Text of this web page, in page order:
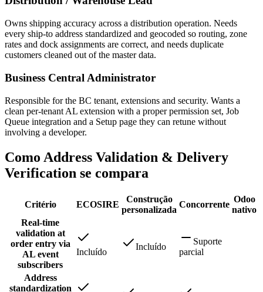
Owns shipping accuracy across a distribution operation. Needs
every ship-to address standardized and geocoded so routing, zone
rates and dock assignments are correct, and needs duplicate
customers cleaned out of the master data.
Business Central Administrator
Responsible for the BC tenant, extensions and security. Wants a
clean per-tenant AL extension with a proper permission set, Job
Queue integration and a Setup page they can retune without
involving a developer.
Como Address Validation & Delivery
Verification se compara
Critério ECOSIRE
Construção
personalizada
Concorrente
Odoo
nativo
Real-time
validation at
order entry via
AL event
subscribers
Incluído
Incluído
Suporte
parcial
Address
standardization